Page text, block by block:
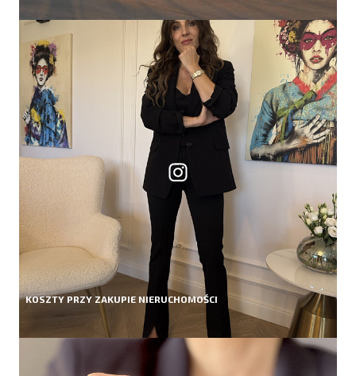
KOSZTY PRZY ZAKUPIE NIERUCHOMOŚCI